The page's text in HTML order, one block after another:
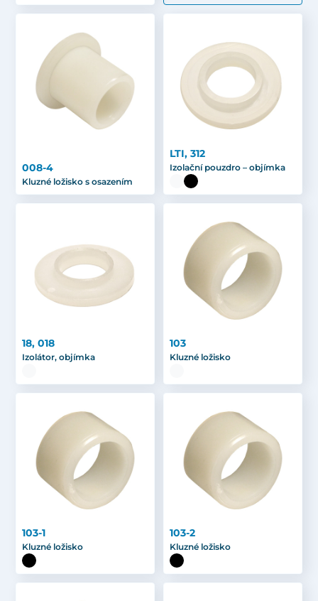
008-4
Kluzné ložisko s osazením
LTI, 312
Izolační pouzdro – objímka
18, 018
Izolátor, objímka
103
Kluzné ložisko
103-1
Kluzné ložisko
103-2
Kluzné ložisko